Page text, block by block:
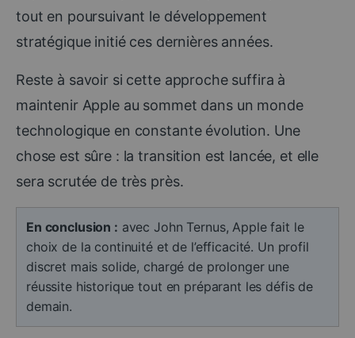
tout en poursuivant le développement
stratégique initié ces dernières années.
Reste à savoir si cette approche suffira à
maintenir Apple au sommet dans un monde
technologique en constante évolution. Une
chose est sûre : la transition est lancée, et elle
sera scrutée de très près.
En conclusion : avec John Ternus, Apple fait le
choix de la continuité et de l’efficacité. Un profil
discret mais solide, chargé de prolonger une
réussite historique tout en préparant les défis de
demain.